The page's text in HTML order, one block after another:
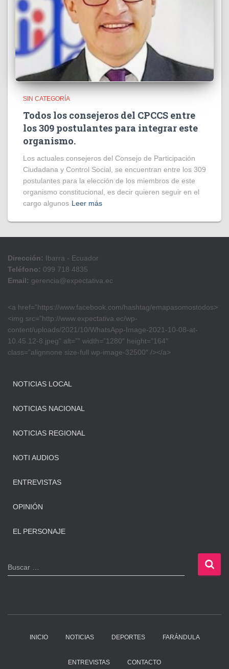
SIN CATEGORÍA
Todos los consejeros del CPCCS entre
los 309 postulantes para integrar este
organismo.
Los actuales consejeros del Consejo de Participación
Ciudadana y Control Social, se encuentran entre los 309
postulantes para la elección de los miembros de este
organismo constitucional, es decir quieren seguir en el
cargo algunos Leer más
Dirección: Ibarra - Ecuador
Teléfono: 099 718 4835
Email: gerencia@expectativa.ec
<a href=”https://www.facebook.com/hashtag/emapasomostodos>
<img src=”http://www.expectativa.ec/wp-
content/uploads/2021/10/WhatsApp-Image-2021-10-08-at-
10.45.12-8.jpeg” alt=”” width=”1280″ height=”164″
class=”alignnone size-full wp-image-32500″ /></a>
NOTICIAS LOCAL
NOTICIAS NACIONAL
NOTICIAS REGIONAL
NOTI AUDIOS
ENTREVISTAS
OPINIÓN
EL PERSONAJE
B
u
Buscar …
INICIO NOTICIAS DEPORTES FARÁNDULA
ENTREVISTAS CONTACTO